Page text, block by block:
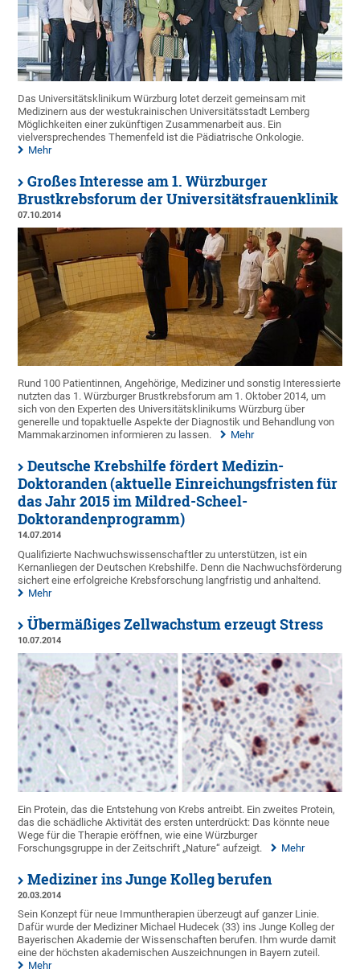
Das Universitätsklinikum Würzburg lotet derzeit gemeinsam mit
Medizinern aus der westukrainischen Universitätsstadt Lemberg
Möglichkeiten einer zukünftigen Zusammenarbeit aus. Ein
vielversprechendes Themenfeld ist die Pädiatrische Onkologie.
Mehr
Großes Interesse am 1. Würzburger
Brustkrebsforum der Universitätsfrauenklinik
07.10.2014
Rund 100 Patientinnen, Angehörige, Mediziner und sonstig Interessierte
nutzten das 1. Würzburger Brustkrebsforum am 1. Oktober 2014, um
sich von den Experten des Universitätsklinikums Würzburg über
generelle und topaktuelle Aspekte der Diagnostik und Behandlung von
Mammakarzinomen informieren zu lassen.
Mehr
Deutsche Krebshilfe fördert Medizin-
Doktoranden (aktuelle Einreichungsfristen für
das Jahr 2015 im Mildred-Scheel-
Doktorandenprogramm)
14.07.2014
Qualifizierte Nachwuchswissenschaftler zu unterstützen, ist ein
Kernanliegen der Deutschen Krebshilfe. Denn die Nachwuchsförderung
sichert eine erfolgreiche Krebsforschung langfristig und anhaltend.
Mehr
Übermäßiges Zellwachstum erzeugt Stress
10.07.2014
Ein Protein, das die Entstehung von Krebs antreibt. Ein zweites Protein,
das die schädliche Aktivität des ersten unterdrückt: Das könnte neue
Wege für die Therapie eröffnen, wie eine Würzburger
Forschungsgruppe in der Zeitschrift „Nature“ aufzeigt.
Mehr
Mediziner ins Junge Kolleg berufen
20.03.2014
Sein Konzept für neue Immuntherapien überzeugt auf ganzer Linie.
Dafür wurde der Mediziner Michael Hudecek (33) ins Junge Kolleg der
Bayerischen Akademie der Wissenschaften berufen. Ihm wurde damit
eine der höchsten akademischen Auszeichnungen in Bayern zuteil.
Mehr